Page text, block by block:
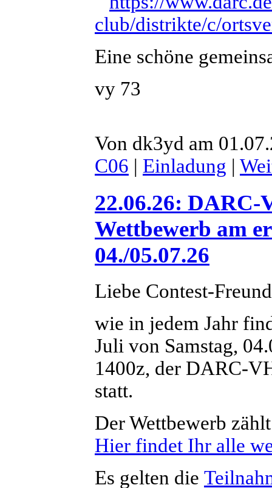
club/distrikte/c/
Eine schöne
vy 73
Von dk3yd am
C06 | Einladung |
22.06.26:
Wettbewerb am
04./05.07.26
Liebe Contest-
wie in jedem Jahr
Juli von Samstag,
1400z, der DARC-
statt.
Der Wettbewerb
Hier findet Ihr alle
Es gelten die